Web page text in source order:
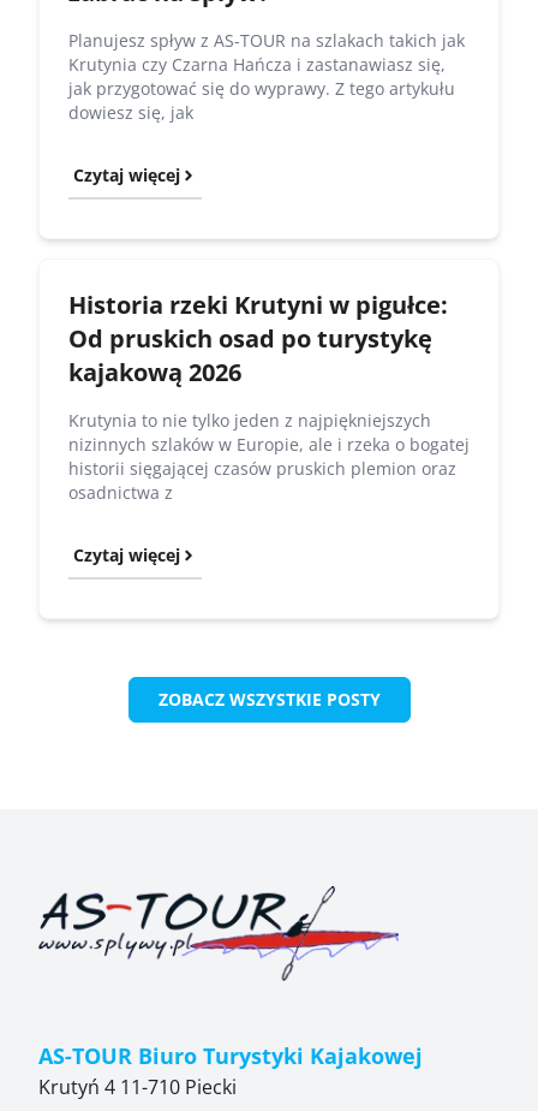
Planujesz spływ z AS-TOUR na szlakach takich jak
Krutynia czy Czarna Hańcza i zastanawiasz się,
jak przygotować się do wyprawy. Z tego artykułu
dowiesz się, jak
Czytaj więcej
Historia rzeki Krutyni w pigułce:
Od pruskich osad po turystykę
kajakową 2026
Krutynia to nie tylko jeden z najpiękniejszych
nizinnych szlaków w Europie, ale i rzeka o bogatej
historii sięgającej czasów pruskich plemion oraz
osadnictwa z
Czytaj więcej
ZOBACZ WSZYSTKIE POSTY
AS-TOUR Biuro Turystyki Kajakowej
Krutyń 4 11-710 Piecki